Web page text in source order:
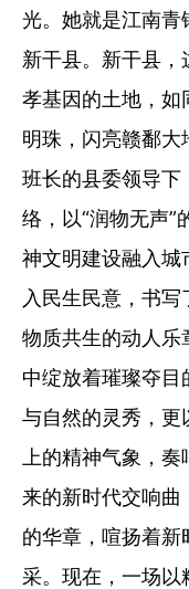
光。她就是江南
新干县。新干县，
孝基因的土地，如
明珠，闪亮赣鄱
班长的县委领导下
络，以“润物无声”
神文明建设融入城
入民生民意，书
物质共生的动人乐
中绽放着璀璨夺
与自然的灵秀，更
上的精神气象，
来的新时代交响曲
的华章，喧扬着
采。现在，一场以